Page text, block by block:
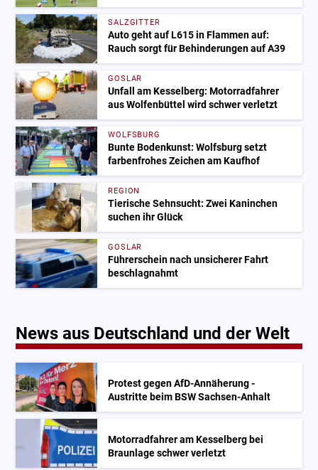
SALZGITTER
Auto geht auf L615 in Flammen auf:
Rauch sorgt für Behinderungen auf A39
GOSLAR
Unfall am Kesselberg: Motorradfahrer
aus Wolfenbüttel wird schwer verletzt
WOLFSBURG
Bunte Bodenkunst: Wolfsburg setzt
farbenfrohes Zeichen am Kaufhof
REGION
Tierische Sehnsucht: Zwei Kaninchen
suchen ihr Glück
GOSLAR
Führerschein nach unsicherer Fahrt
beschlagnahmt
News aus Deutschland und der Welt
Protest gegen AfD-Annäherung -
Austritte beim BSW Sachsen-Anhalt
Motorradfahrer am Kesselberg bei
Braunlage schwer verletzt